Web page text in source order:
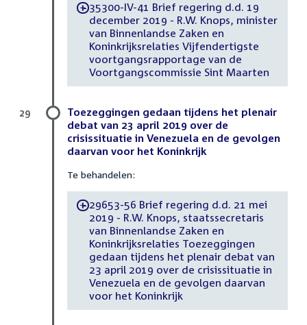
-35300-IV-41 Brief regering d.d. 19
december 2019 - R.W. Knops, minister
van Binnenlandse Zaken en
Koninkrijksrelaties Vijfendertigste
voortgangsrapportage van de
Voortgangscommissie Sint Maarten
Toezeggingen gedaan tijdens het plenair
debat van 23 april 2019 over de
crisissituatie in Venezuela en de gevolgen
daarvan voor het Koninkrijk
Te behandelen:
-29653-56 Brief regering d.d. 21 mei
2019 - R.W. Knops, staatssecretaris
van Binnenlandse Zaken en
Koninkrijksrelaties Toezeggingen
gedaan tijdens het plenair debat van
23 april 2019 over de crisissituatie in
Venezuela en de gevolgen daarvan
voor het Koninkrijk
29